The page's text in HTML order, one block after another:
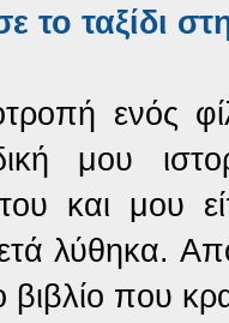
το ταξίδι
ενός
μου
του και μου
λύθηκα.
που